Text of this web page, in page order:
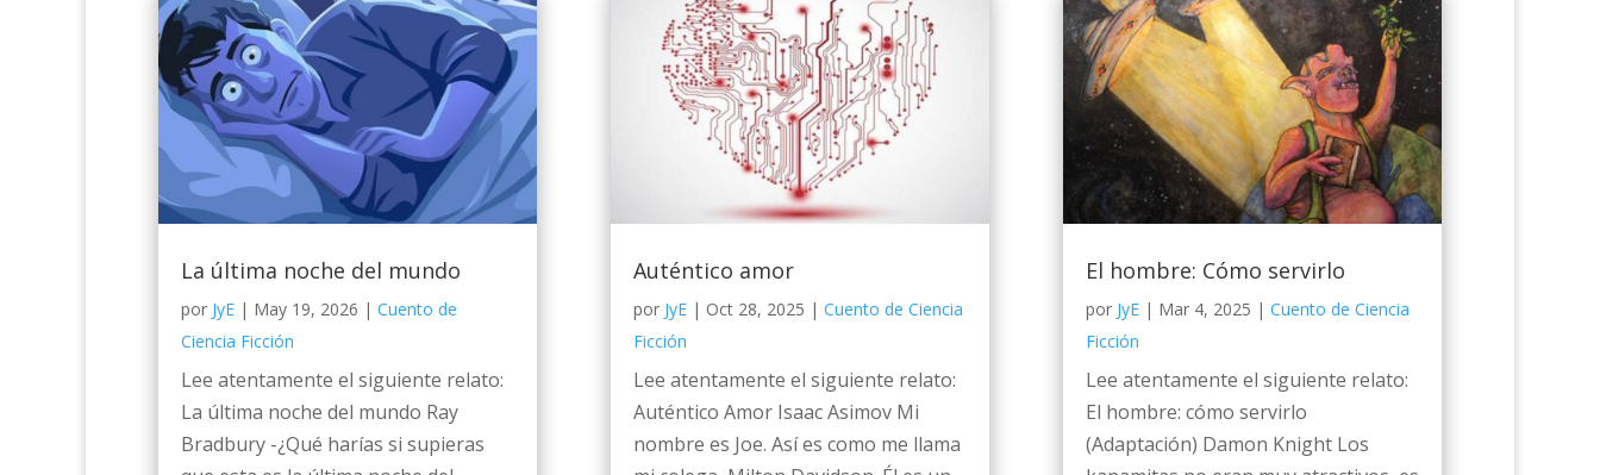
La última noche del mundo
por JyE | May 19, 2026 | Cuento de
Ciencia Ficción
Lee atentamente el siguiente relato:
La última noche del mundo Ray
Bradbury -¿Qué harías si supieras
Auténtico amor
por JyE| Oct 28, 2025 | Cuento de Ciencia
Ficción
Lee atentamente el siguiente relato:
Auténtico Amor Isaac Asimov Mi
nombre es Joe. Así es como me llama
El hombre: Cómo servirlo
por JyE| Mar 4, 2025 | Cuento de Ciencia
Ficción
Lee atentamente el siguiente relato:
El hombre: cómo servirlo
(Adaptación) Damon Knight Los